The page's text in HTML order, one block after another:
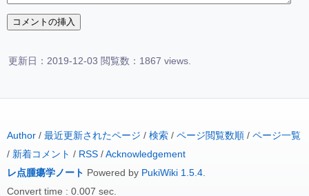
更新日：2019-12-03 閲覧数：1867 views.
Author / 最近更新されたページ / 検索 / ページ閲覧数順 / ページ一覧
/ 新着コメント / RSS / Acknowledgement
レ点腫瘍学ノート Powered by PukiWiki 1.5.4
Convert time : 0.007 sec.